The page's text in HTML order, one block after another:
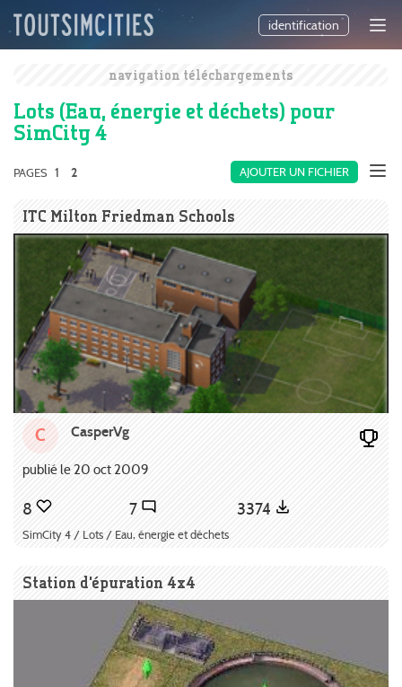
identification
navigation téléchargements
Lots (Eau, énergie et déchets) pour
SimCity 4
AJOUTER UN FICHIER
PAGES 1 2
ITC Milton Friedman Schools
C CasperVg
publié le 20 oct 2009
8 7 3374
SimCity 4 / Lots / Eau, énergie et déchets
Station d'épuration 4x4